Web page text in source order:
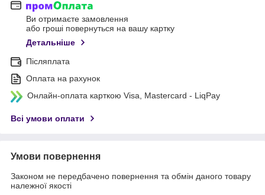
Ви отримаєте замовлення
або гроші повернуться на вашу картку
Детальніше
Післяплата
Оплата на рахунок
Онлайн-оплата карткою Visa, Mastercard - LiqPay
Всі умови оплати
Умови повернення
Законом не передбачено повернення та обмін даного товару
належної якості